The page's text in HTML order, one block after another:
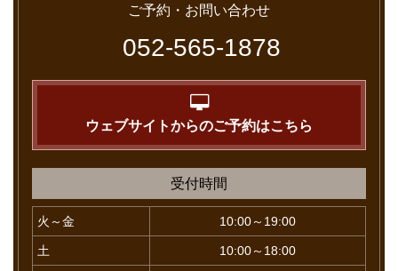
ご予約・お問い合わせ
052-565-1878
ウェブサイトからのご予約はこちら
受付時間
火～金 10:00～19:00
土 10:00～18:00